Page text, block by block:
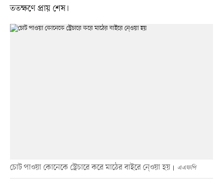
ততক্ষণে প্রায় শেষ।
চোট পাওয়া কোনেকে স্ট্রেচারে করে মাঠের বাইরে নে্ওয়া হয় এএফপি